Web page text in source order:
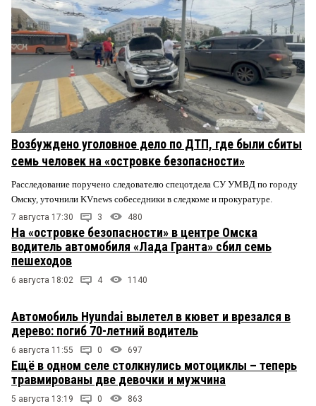
Возбуждено уголовное дело по ДТП, где были сбиты
семь человек на «островке безопасности»
Расследование поручено следователю спецотдела СУ УМВД по городу
Омску, уточнили KVnews собеседники в следкоме и прокуратуре.
7 августа 17:30 3 480
На «островке безопасности» в центре Омска
водитель автомобиля «Лада Гранта» сбил семь
пешеходов
6 августа 18:02 4 1140
Автомобиль Hyundai вылетел в кювет и врезался в
дерево: погиб 70-летний водитель
6 августа 11:55 0 697
Ещё в одном селе столкнулись мотоциклы – теперь
травмированы две девочки и мужчина
5 августа 13:19 0 863